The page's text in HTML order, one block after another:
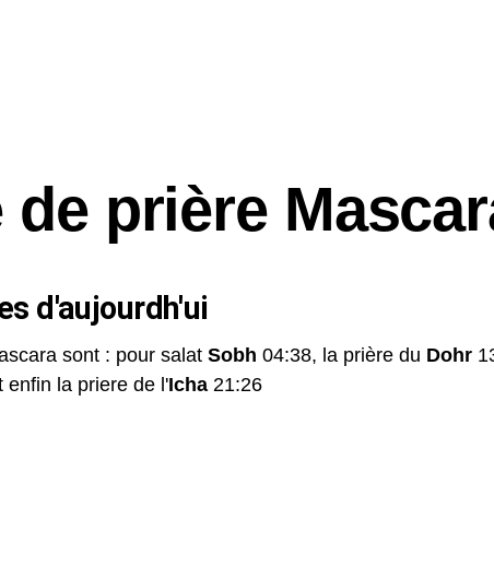
de prière
d'aujourdh'ui
sont : pour salat Sobh 04:38, la prière du Dohr
enfin la priere de l'Icha 21:26